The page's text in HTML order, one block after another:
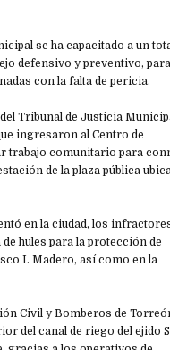
se ha capacitado a un
defensivo y preventivo, para
con la falta de pericia.
Tribunal de Justicia
ingresaron al Centro de
trabajo comunitario para
de la plaza pública
en la ciudad, los
hules para la protección de
I. Madero, así como en la
Civil y Bomberos de
del canal de riego del ejido